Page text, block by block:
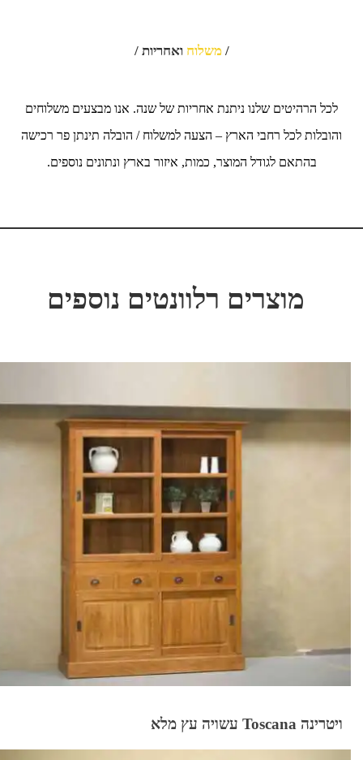
/משלוח ואחריות /
לכל הרהיטים שלנו ניתנת אחריות של שנה. אנו מבצעים משלוחים
והובלות לכל רחבי הארץ – הצעה למשלוח / הובלה תינתן פר רכישה
בהתאם לגודל המוצר, כמות, איזור בארץ ונתונים נוספים.
מוצרים רלוונטים נוספים
ויטרינה Toscana עשויה עץ מלא